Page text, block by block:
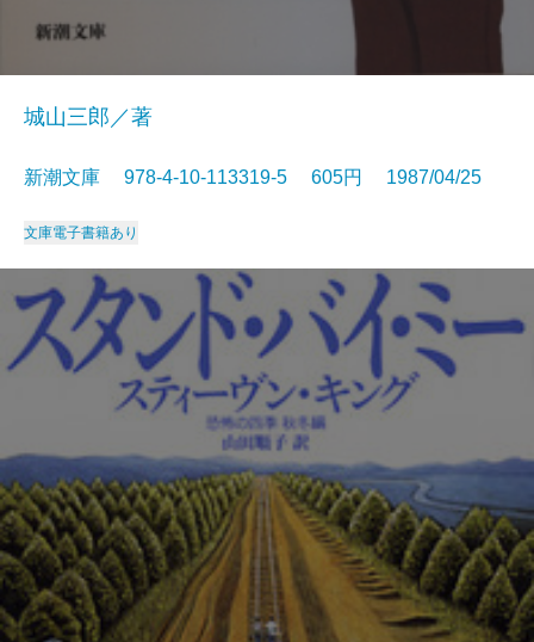
城山三郎／著
新潮文庫 978-4-10-113319-5 605円 1987/04/25
文庫電子書籍あり